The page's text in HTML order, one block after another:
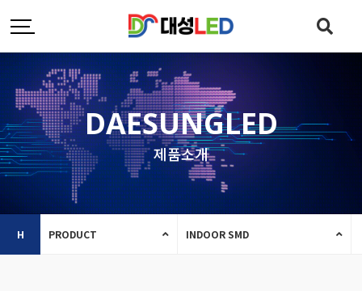
DAESUNGLED
제품소개
H PRODUCT INDOOR SMD